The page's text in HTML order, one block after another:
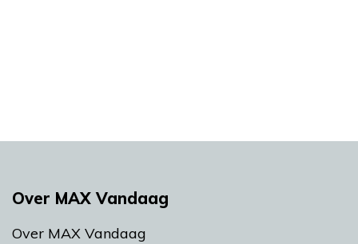
Over MAX Vandaag
Over MAX Vandaag